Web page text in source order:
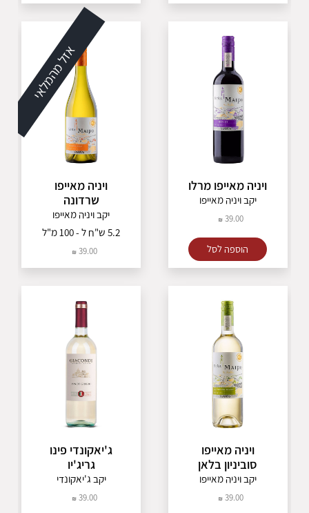
ויניה מאייפו מרלו
יקב ויניה מאייפו
39.00
הוספה לסל
אזל מהמלאי
ויניה מאייפו
שרדונה
יקב ויניה מאייפו
5.2 ש"ח ל - 100 מ"ל
39.00
ויניה מאייפו
סוביניון בלאן
יקב ויניה מאייפו
39.00
ג'יאקונדי פינו
גריג'יו
יקב ג'יאקונדי
39.00